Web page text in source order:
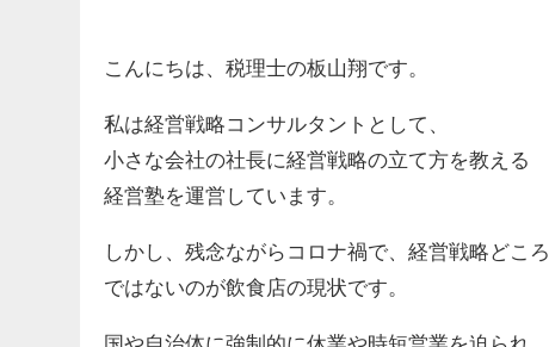
こんにちは、税理士の板山翔です。
私は経営戦略コンサルタントとして、
小さな会社の社長に経営戦略の立て方を教える
経営塾を運営しています。
しかし、残念ながらコロナ禍で、経営戦略どころ
ではないのが飲食店の現状です。
国や自治体に強制的に休業や時短営業を迫られ、